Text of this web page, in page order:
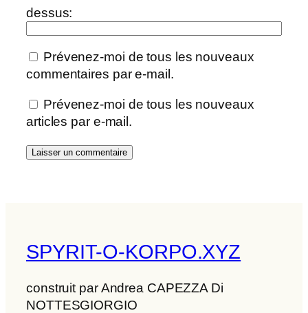
dessus:
Prévenez-moi de tous les nouveaux
commentaires par e-mail.
Prévenez-moi de tous les nouveaux
articles par e-mail.
SPYRIT-O-KORPO.XYZ
construit par Andrea CAPEZZA Di
NOTTESGIORGIO